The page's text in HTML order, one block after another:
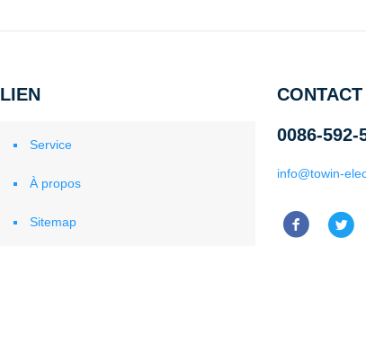
LIEN
Service
À propos
Sitemap
CONTACT
0086-592-
info@towin-